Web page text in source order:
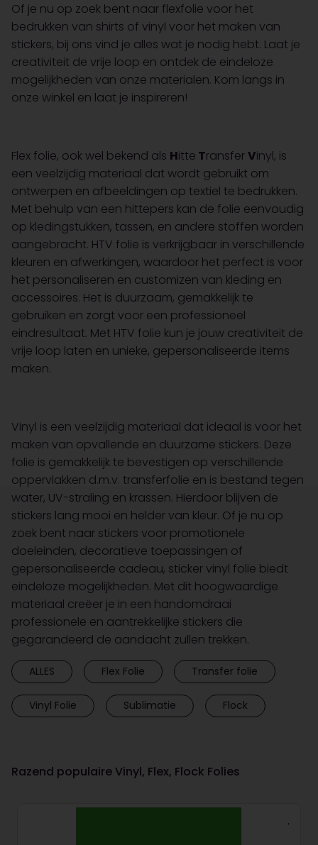
Of je nu op zoek bent naar flexfolie voor het
bedrukken van shirts of vinyl voor het maken van
stickers, bij ons vind je alles wat je nodig hebt. Laat je
creativiteit de vrije loop en ontdek de eindeloze
mogelijkheden van onze materialen. Kom langs in
onze winkel en laat je inspireren!
Flex folie, ook wel bekend als Hitte TransferVinyl, is
een veelzijdig materiaal dat wordt gebruikt om
ontwerpen en afbeeldingen op textiel te bedrukken.
Met behulp van een hittepers kan de folie eenvoudig
op kledingstukken, tassen, en andere stoffen worden
aangebracht. HTV folie is verkrijgbaar in verschillende
kleuren en afwerkingen, waardoor het perfect is voor
het personaliseren en customizen van kleding en
accessoires. Het is duurzaam, gemakkelijk te
gebruiken en zorgt voor een professioneel
eindresultaat. Met HTV folie kun je jouw creativiteit de
vrije loop laten en unieke, gepersonaliseerde items
maken.
Vinyl is een veelzijdig materiaal dat ideaal is voor het
maken van opvallende en duurzame stickers. Deze
folie is gemakkelijk te bevestigen op verschillende
oppervlakken d.m.v. transferfolie en is bestand tegen
water, UV-straling en krassen. Hierdoor blijven de
stickers lang mooi en helder van kleur. Of je nu op
zoek bent naar stickers voor promotionele
doeleinden, decoratieve toepassingen of
gepersonaliseerde cadeau, sticker vinyl folie biedt
eindeloze mogelijkheden. Met dit hoogwaardige
materiaal creëer je in een handomdraai
professionele en aantrekkelijke stickers die
gegarandeerd de aandacht zullen trekken.
ALLES Flex Folie Transfer folie
Vinyl Folie Sublimatie Flock
Razend populaire Vinyl, Flex, Flock Folies